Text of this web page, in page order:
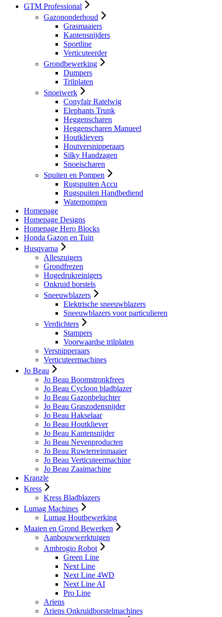
GTM Professional
Gazononderhoud
Grasmaaiers
Kantensnijders
Sportline
Verticuteerder
Grondbewerking
Dumpers
Trilplaten
Snoeiwerk
Conyfair Ratelwig
Elephants Trunk
Heggenscharen
Heggenscharen Manueel
Houtklievers
Houtversnipperaars
Silky Handzagen
Snoeischaren
Spuiten en Pompen
Rugspuiten Accu
Rugspuiten Handbediend
Waterpompen
Homepage
Homepage Designs
Homepage Hero Blocks
Honda Gazon en Tuin
Husqvarna
Alleszuigers
Grondfrezen
Hogedrukreinigers
Onkruid borstels
Sneeuwblazers
Elektrische sneeuwblazers
Sneeuwblazers voor particulieren
Verdichters
Stampers
Voorwaardse trilplaten
Versnipperaars
Verticuteermachines
Jo Beau
Jo Beau Boomstronkfrees
Jo Beau Cycloon bladblazer
Jo Beau Gazonbeluchter
Jo Beau Graszodensnijder
Jo Beau Hakselaar
Jo Beau Houtkliever
Jo Beau Kantensnijder
Jo Beau Nevenproducten
Jo Beau Ruwterreinmaaier
Jo Beau Verticuteermachine
Jo Beau Zaaimachine
Kranzle
Kress
Kress Bladblazers
Lumag Machines
Lumag Houtbewerking
Maaien en Grond Bewerken
Aanbouwwerktuigen
Ambrogio Robot
Green Line
Next Line
Next Line 4WD
Next Line AI
Pro Line
Ariens
Ariens Onkruidborstelmachines